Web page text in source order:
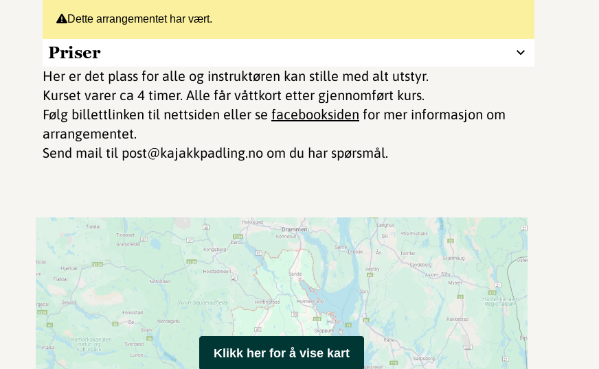
Dette arrangementet har vært.
Priser
Her er det plass for alle og instruktøren kan stille med alt utstyr.
Kurset varer ca 4 timer. Alle får våttkort etter gjennomført kurs.
Følg billettlinken til nettsiden eller se facebooksiden for mer informasjon om
arrangementet.
Send mail til post@kajakkpadling.no om du har spørsmål.
Klikk her for å vise kart